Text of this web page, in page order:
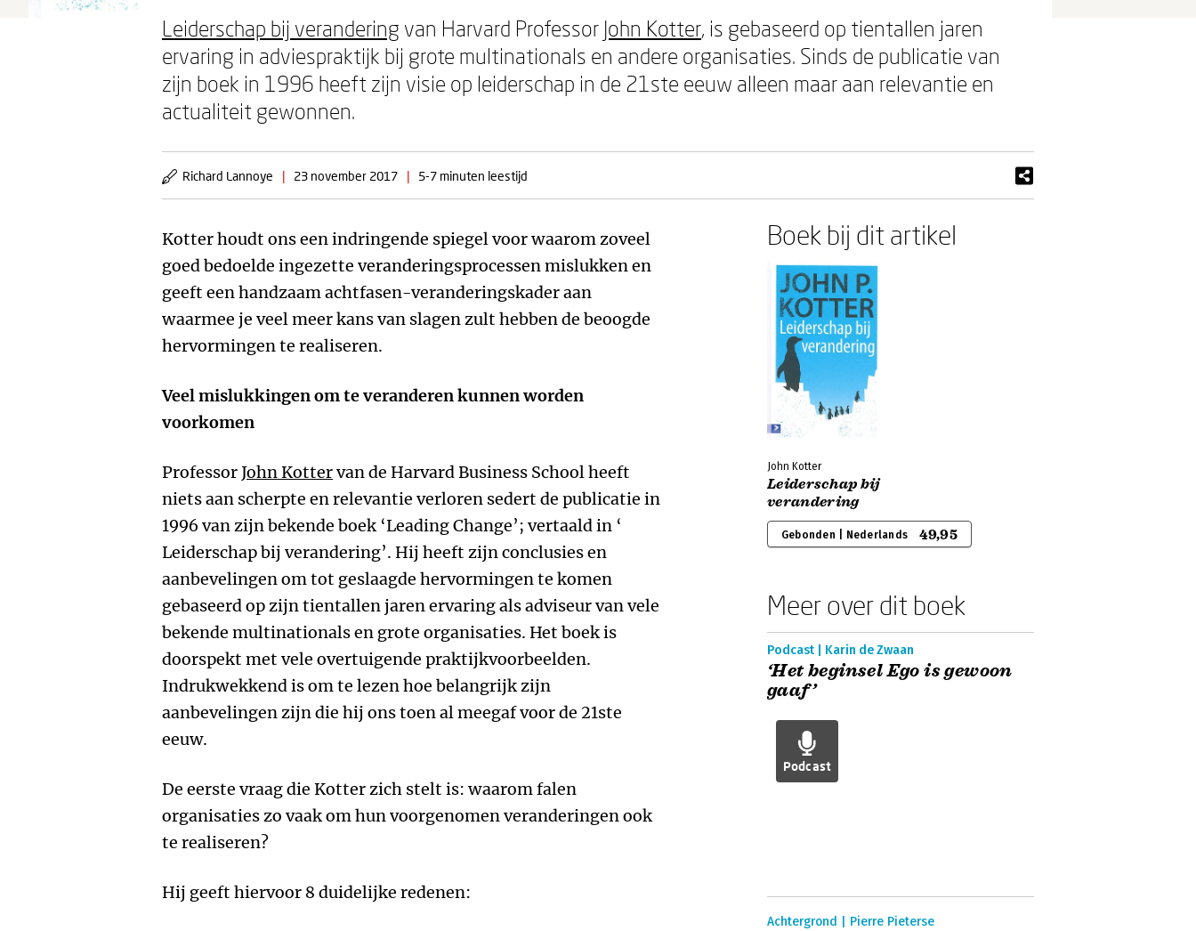
Leiderschap bij verandering van Harvard Professor John Kotter, is gebaseerd op tientallen jaren
ervaring in adviespraktijk bij grote multinationals en andere organisaties. Sinds de publicatie van
zijn boek in 1996 heeft zijn visie op leiderschap in de 21ste eeuw alleen maar aan relevantie en
actualiteit gewonnen.
Richard Lannoye | 23 november 2017 | 5-7 minuten leestijd
Kotter houdt ons een indringende spiegel voor waarom zoveel
goed bedoelde ingezette veranderingsprocessen mislukken en
geeft een handzaam achtfasen-veranderingskader aan
waarmee je veel meer kans van slagen zult hebben de beoogde
hervormingen te realiseren.
Veel mislukkingen om te veranderen kunnen worden
voorkomen
ProfessorJohn Kottervan de Harvard Business School heeft
niets aan scherpte en relevantie verloren sedert de publicatie in
1996 van zijn bekende boek ‘Leading Change’; vertaald in ‘
Leiderschap bij verandering’. Hij heeft zijn conclusies en
aanbevelingen om tot geslaagde hervormingen te komen
gebaseerd op zijn tientallen jaren ervaring als adviseur van vele
bekende multinationals en grote organisaties. Het boek is
doorspekt met vele overtuigende praktijkvoorbeelden.
Indrukwekkend is om te lezen hoe belangrijk zijn
aanbevelingen zijn die hij ons toen al meegaf voor de 21ste
eeuw.
De eerste vraag die Kotter zich stelt is: waarom falen
organisaties zo vaak om hun voorgenomen veranderingen ook
te realiseren?
Hij geeft hiervoor 8 duidelijke redenen:
Boek bij dit artikel
John Kotter
Leiderschap bij
verandering
Gebonden | Nederlands 49,95
Meer over dit boek
Podcast | Karin de Zwaan
‘Het beginsel Ego is gewoon
gaaf’
Podcast
Achtergrond | Pierre Pieterse